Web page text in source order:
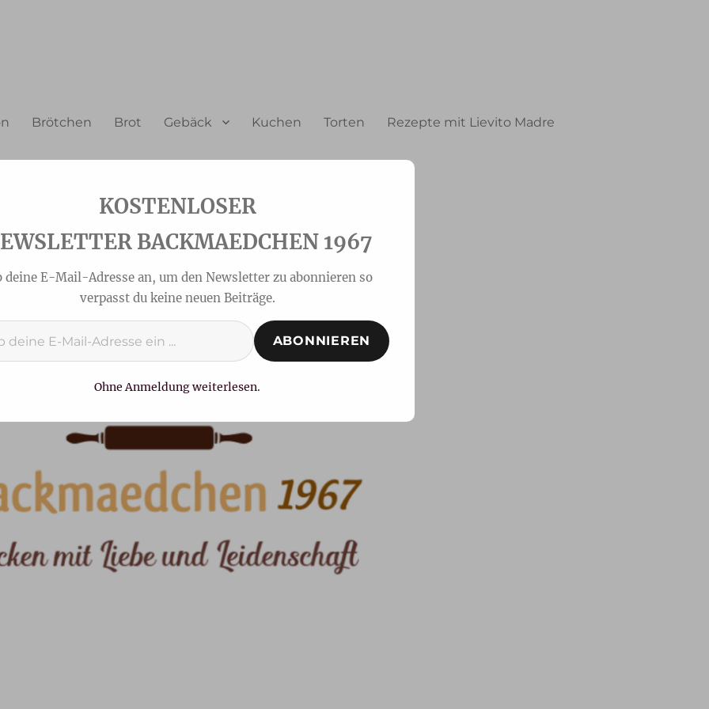
Brötchen Brot Gebäck Kuchen Torten Rezepte mit Lievito Madre
BACKMAEDCHEN 1967
deine E-Mail-Adresse an, um den Newsletter zu abonnieren so
verpasst du keine neuen Beiträge.
ABONNIEREN
Ohne Anmeldung weiterlesen.